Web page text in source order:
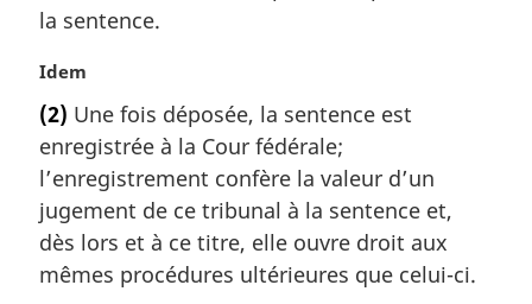
a
g
n
a
l
e
:
la sentence.
N
t
e
m
a
r
g
i
Idem
(2) Une fois déposée, la sentence est
enregistrée à la Cour fédérale;
l’enregistrement confère la valeur d’un
jugement de ce tribunal à la sentence et,
dès lors et à ce titre, elle ouvre droit aux
mêmes procédures ultérieures que celui-ci.